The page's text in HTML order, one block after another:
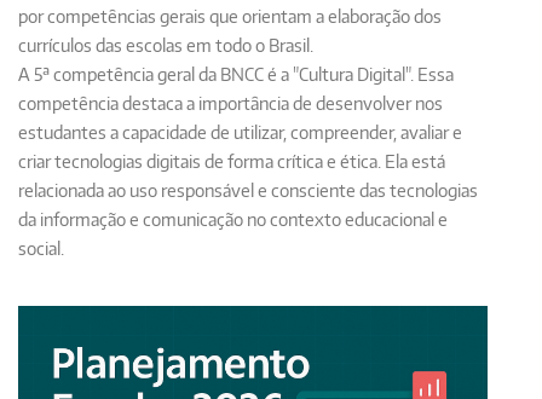
por competências gerais que orientam a elaboração dos
currículos das escolas em todo o Brasil.
A 5ª competência geral da BNCC é a "Cultura Digital". Essa
competência destaca a importância de desenvolver nos
estudantes a capacidade de utilizar, compreender, avaliar e
criar tecnologias digitais de forma crítica e ética. Ela está
relacionada ao uso responsável e consciente das tecnologias
da informação e comunicação no contexto educacional e
social.